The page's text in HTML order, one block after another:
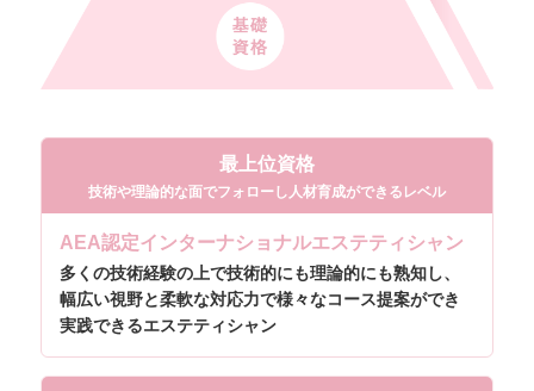
最上位資格
技術や理論的な面でフォローし人材育成ができるレベル
AEA認定インターナショナルエステティシャン
多くの技術経験の上で技術的にも理論的にも熟知し、
幅広い視野と柔軟な対応力で様々なコース提案ができ
実践できるエステティシャン